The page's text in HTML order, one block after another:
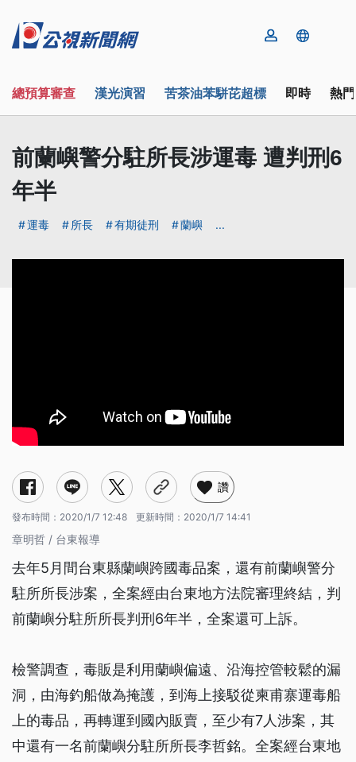
總預算審查 漢光演習 苦茶油苯駢芘超標 即時 熱
前蘭嶼警分駐所長涉運毒 遭判刑6
年半
運毒 所長 有期徒刑 蘭嶼 ...
讚
發布時間： 2020/1/7 12:48 更新時間： 2020/1/7 14:41
章明哲 / 台東報導
去年5月間台東縣蘭嶼跨國毒品案，還有前蘭嶼警分
駐所所長涉案，全案經由台東地方法院審理終結，判
前蘭嶼分駐所所長判刑6年半，全案還可上訴。
檢警調查，毒販是利用蘭嶼偏遠、沿海控管較鬆的漏
洞，由海釣船做為掩護，到海上接駁從柬甫寨運毒船
上的毒品，再轉運到國內販賣，至少有7人涉案，其
中還有一名前蘭嶼分駐所所長李哲銘。全案經台東地